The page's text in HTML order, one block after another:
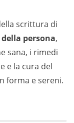
scrittura di
persona,
sana, i rimedi
e la cura del
forma e sereni.